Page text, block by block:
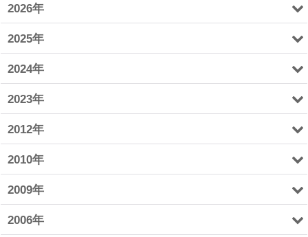
2026年
2025年
2024年
2023年
2012年
2010年
2009年
2006年